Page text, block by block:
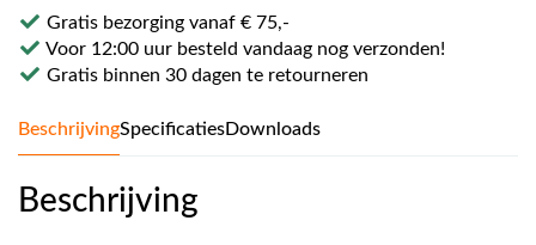
Gratis bezorging vanaf € 75,-
Voor 12:00 uur besteld vandaag nog verzonden!
Gratis binnen 30 dagen te retourneren
BeschrijvingSpecificatiesDownloads
Beschrijving